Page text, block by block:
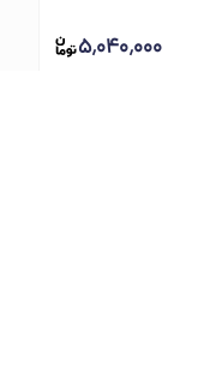
۵٬۰۴۰٬۰۰۰